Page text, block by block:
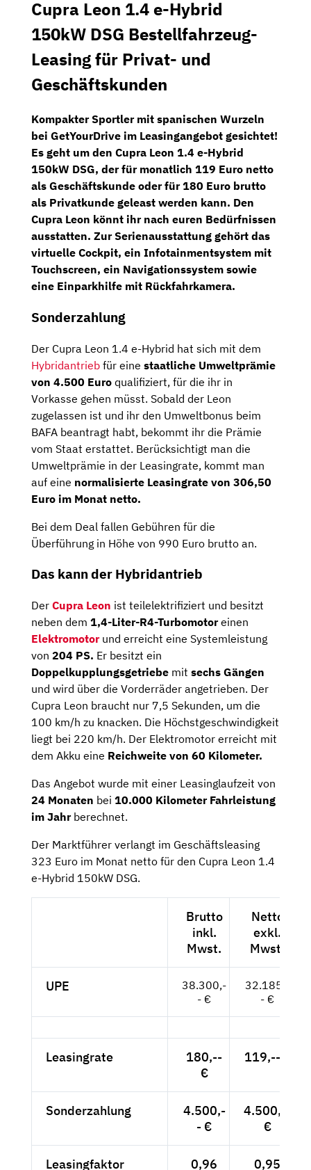
Cupra Leon 1.4 e-Hybrid
150kW DSG Bestellfahrzeug-
Leasing für Privat- und
Geschäftskunden
Kompakter Sportler mit spanischen Wurzeln
bei GetYourDrive im Leasingangebot gesichtet!
Es geht um den Cupra Leon 1.4 e-Hybrid
150kW DSG, der für monatlich 119 Euro netto
als Geschäftskunde oder für180 Euro brutto
als Privatkunde geleast werden kann. Den
Cupra Leon könnt ihr nach euren Bedürfnissen
ausstatten. Zur Serienausstattung gehört das
virtuelle Cockpit, ein Infotainmentsystem mit
Touchscreen, ein Navigationssystem sowie
eine Einparkhilfe mit Rückfahrkamera.
Sonderzahlung
Der Cupra Leon 1.4 e-Hybrid hat sich mit dem
Hybridantrieb für eine staatliche Umweltprämie
von 4.500 Euro qualifiziert, für die ihr in
Vorkasse gehen müsst. Sobald der Leon
zugelassen ist und ihr den Umweltbonus beim
BAFA beantragt habt, bekommt ihr die Prämie
vom Staat erstattet. Berücksichtigt man die
Umweltprämie in der Leasingrate, kommt man
auf eine normalisierte Leasingrate von 306,50
Euro im Monat netto.
Bei dem Deal fallen Gebühren für die
Überführung in Höhe von 990 Euro brutto an.
Das kann der Hybridantrieb
Der Cupra Leon ist teilelektrifiziert und besitzt
neben dem 1,4-Liter-R4-Turbomotoreinen
Elektromotorund erreicht eine Systemleistung
von 204 PS. Er besitzt ein
Doppelkupplungsgetriebe mit sechs Gängen
und wird über die Vorderräder angetrieben. Der
Cupra Leon braucht nur 7,5 Sekunden, um die
100 km/h zu knacken. Die Höchstgeschwindigkeit
liegt bei 220 km/h. Der Elektromotor erreicht mit
dem Akku eine Reichweite von 60 Kilometer.
Das Angebot wurde mit einer Leasinglaufzeit von
24 Monaten bei 10.000 Kilometer Fahrleistung
im Jahrberechnet.
Der Marktführer verlangt im Geschäftsleasing
323 Euro im Monat netto für den Cupra Leon 1.4
e-Hybrid 150kW DSG.
Brutto
inkl.
Mwst.
Netto
exkl.
Mwst.
UPE
38.300,-
- €
32.185,-
- €
Leasingrate
180,--
€
119,-- €
Sonderzahlung
4.500,-
- €
4.500,--
€
Leasingfaktor 0,96 0,95